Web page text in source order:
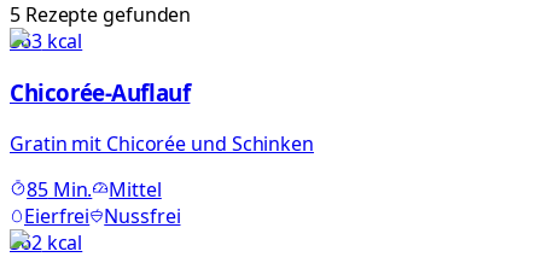
5 Rezeptegefunden
363kcal
Chicorée-Auflauf
Gratin mit Chicorée und Schinken
85Min.
Mittel
Eierfrei
Nussfrei
362kcal